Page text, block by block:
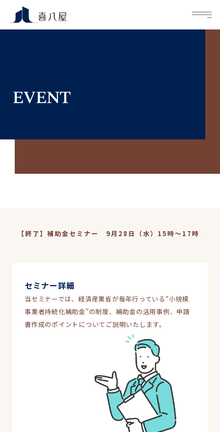
EVENT
【終了】補助金セミナー 9月28日（水）15時～17時
セミナー詳細
当セミナーでは、経済産業省が毎年行っている“小規模
事業者持続化補助金”の制度、補助金の活用事例、申請
書作成のポイントについてご説明いたします。